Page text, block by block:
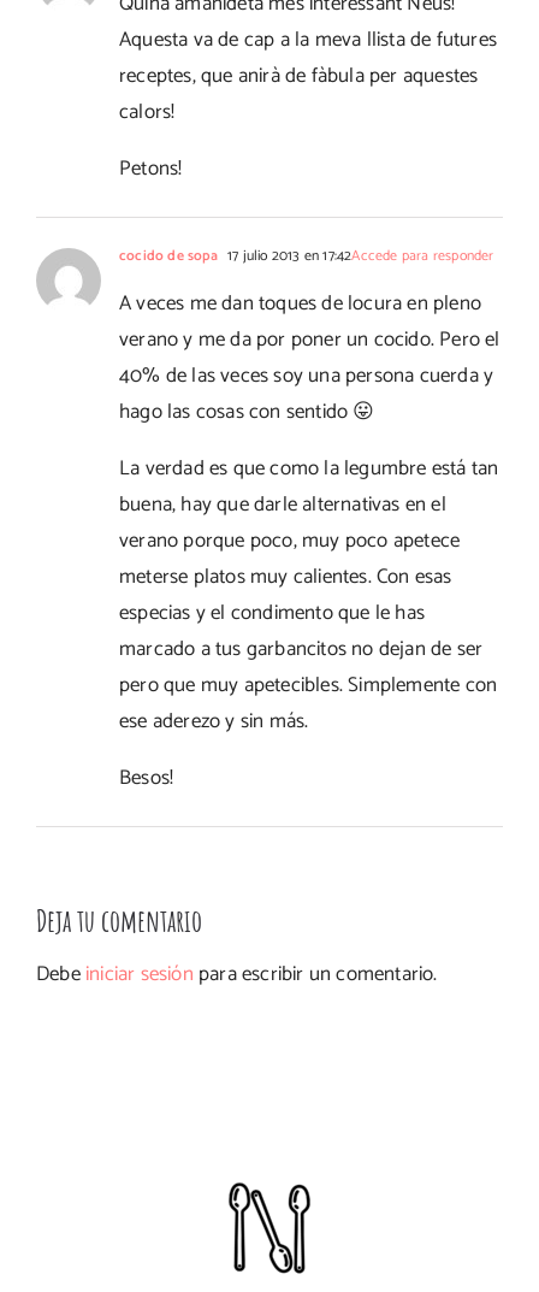
Aquesta va de cap a la meva llista de futures
receptes, que anirà de fàbula per aquestes
calors!
Petons!
cocido de sopa 17 julio 2013 en 17:42Accede para responder
A veces me dan toques de locura en pleno
verano y me da por poner un cocido. Pero el
40% de las veces soy una persona cuerda y
hago las cosas con sentido 😛
La verdad es que como la legumbre está tan
buena, hay que darle alternativas en el
verano porque poco, muy poco apetece
meterse platos muy calientes. Con esas
especias y el condimento que le has
marcado a tus garbancitos no dejan de ser
pero que muy apetecibles. Simplemente con
ese aderezo y sin más.
Besos!
Deja tu comentario
Debeiniciar sesión para escribir un comentario.